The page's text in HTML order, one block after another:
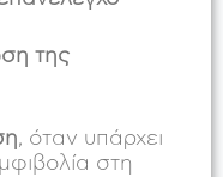
της
, όταν υπάρχει
στη